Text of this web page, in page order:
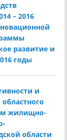
– 2016
развитие и
годы
и
жилищно-
области